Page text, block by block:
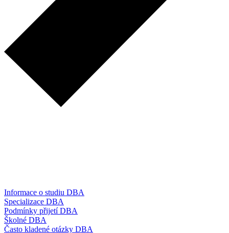
Informace o studiu DBA
Specializace DBA
Podmínky přijetí DBA
Školné DBA
Často kladené otázky DBA